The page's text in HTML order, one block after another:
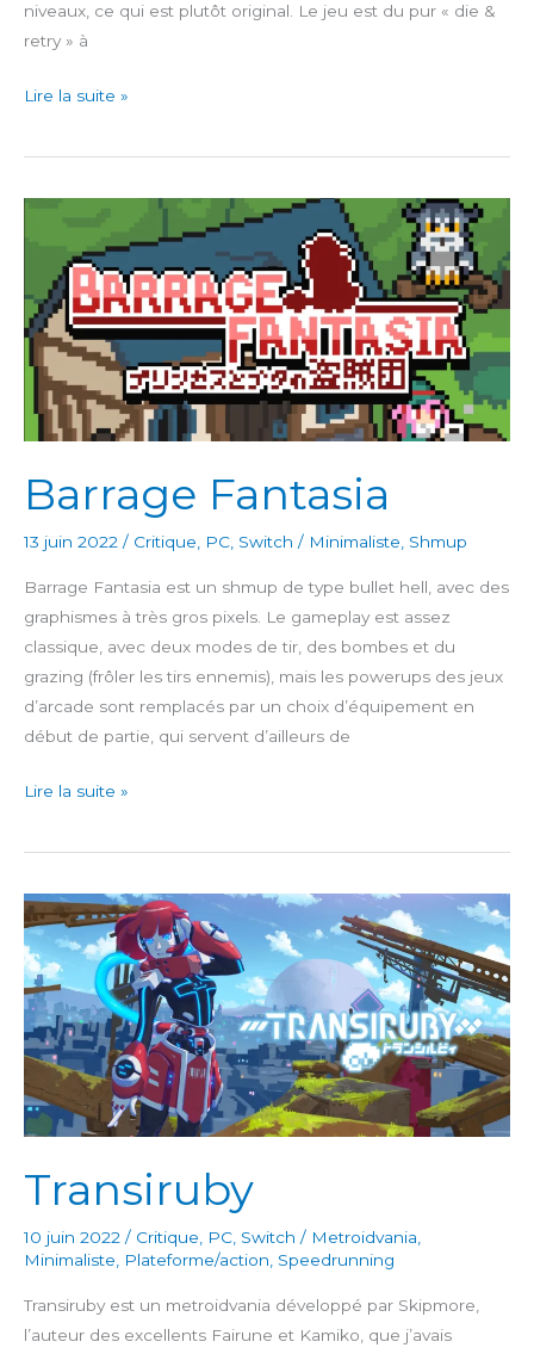
niveaux, ce qui est plutôt original. Le jeu est du pur « die &
retry » à
Speed
Lire la suite »
Barrage Fantasia
13 juin 2022 / Critique PC Switch / Minimaliste Shmup
Barrage Fantasia est un shmup de type bullet hell, avec des
graphismes à très gros pixels. Le gameplay est assez
classique, avec deux modes de tir, des bombes et du
grazing (frôler les tirs ennemis), mais les powerups des jeux
d’arcade sont remplacés par un choix d’équipement en
début de partie, qui servent d’ailleurs de
Barrage
Lire la suite »
Transiruby
10 juin 2022 / Critique PC Switch / Metroidvania
Minimaliste
Plateforme/action Speedrunning
Transiruby est un metroidvania développé par Skipmore,
l’auteur des excellents Fairune et Kamiko, que j’avais